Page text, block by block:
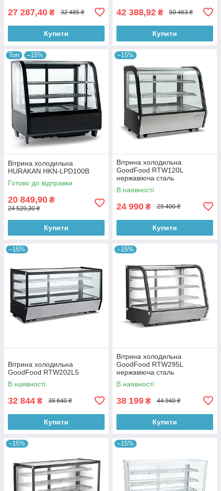
27 287,40 ₴ 32 485 ₴
Купити
42 388,92 ₴ 50 463 ₴
Купити
Топ –15%
Вітрина холодильна
HURAKAN HKN-LPD100B
Готово до відправки
20 849,90 ₴
24 529,30 ₴
Купити
–15%
Вітрина холодильна
GoodFood RTW120L
нержавіюча сталь
В наявності
24 990 ₴ 29 400 ₴
Купити
–15%
Вітрина холодильна
GoodFood RTW202L5
В наявності
32 844 ₴ 38 640 ₴
Купити
–15%
Вітрина холодильна
GoodFood RTW295L
нержавіюча сталь
В наявності
38 199 ₴ 44 940 ₴
Купити
–15% –15%